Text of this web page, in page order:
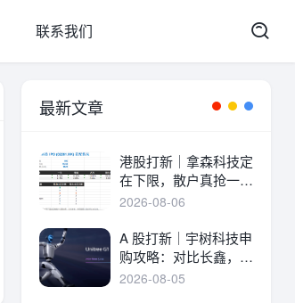
联系我们
最新文章
港股打新｜拿森科技定
在下限，散户真抢一
手！
2026-08-06
A 股打新｜宇树科技申
购攻略：对比长鑫，一
文讲透中签率与A港差
2026-08-05